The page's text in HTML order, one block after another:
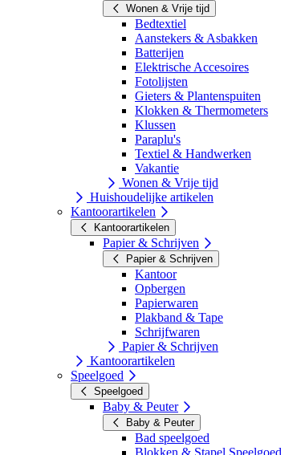
Wonen & Vrije tijd
Bedtextiel
Aanstekers & Asbakken
Batterijen
Elektrische Accesoires
Fotolijsten
Gieters & Plantenspuiten
Klokken & Thermometers
Klussen
Paraplu's
Textiel & Handwerken
Vakantie
Wonen & Vrije tijd
Huishoudelijke artikelen
Kantoorartikelen
Kantoorartikelen
Papier & Schrijven
Papier & Schrijven
Kantoor
Opbergen
Papierwaren
Plakband & Tape
Schrijfwaren
Papier & Schrijven
Kantoorartikelen
Speelgoed
Speelgoed
Baby & Peuter
Baby & Peuter
Bad speelgoed
Blokken & Stapel Speelgoed